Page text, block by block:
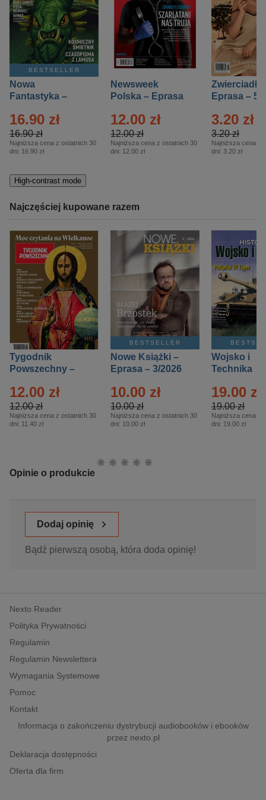
BESTSELLER
Nowa
Fantastyka –
16.90 zł
16.90 zł
Najniższa cena z ostatnich 30
dni: 16.90 zł
Newsweek
Polska – Eprasa
12.00 zł
12.00 zł
Najniższa cena z ostatnich 30
dni: 12.00 zł
Zwierciadło
Eprasa – 5/
3.20 zł
3.20 zł
Najniższa cena z
dni: 3.20 zł
High-contrast mode
Najczęściej kupowane razem
Tygodnik
Powszechny –
12.00 zł
12.00 zł
Najniższa cena z ostatnich 30
dni: 11.40 zł
BESTSELLER
Nowe Książki –
Eprasa – 3/2026
10.00 zł
10.00 zł
Najniższa cena z ostatnich 30
dni: 10.00 zł
Wojsko i
Technika
– 2/2026
19.00 zł
19.00 zł
Najniższa cena z
dni: 19.00 zł
Opinie o produkcie
Ocena:
Dodaj opinię
Bądź pierwszą osobą, która doda opinię!
Nexto Reader
Polityka Prywatności
Regulamin
Regulamin Newslettera
Wymagania Systemowe
Pomoc
Kontakt
Informacja o zakończeniu dystrybucji audiobooków i ebooków
przez nexto.pl
Deklaracja dostępności
Oferta dla firm